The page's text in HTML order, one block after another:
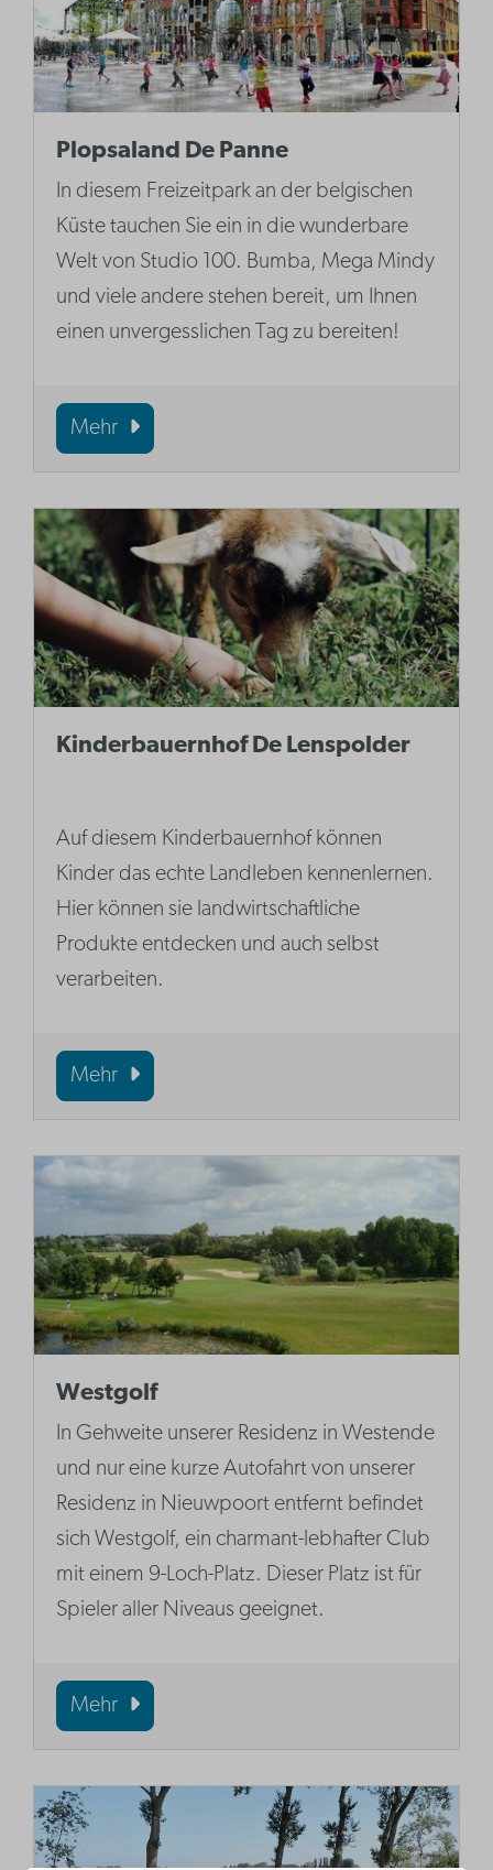
Plopsaland De Panne
In diesem Freizeitpark an der belgischen
Küste tauchen Sie ein in die wunderbare
Welt von Studio 100. Bumba, Mega Mindy
und viele andere stehen bereit, um Ihnen
einen unvergesslichen Tag zu bereiten!
Mehr
Kinderbauernhof De Lenspolder
Auf diesem Kinderbauernhof können
Kinder das echte Landleben kennenlernen.
Hier können sie landwirtschaftliche
Produkte entdecken und auch selbst
verarbeiten.
Mehr
Westgolf
In Gehweite unserer Residenz in Westende
und nur eine kurze Autofahrt von unserer
Residenz in Nieuwpoort entfernt befindet
sich Westgolf, ein charmant-lebhafter Club
mit einem 9-Loch-Platz. Dieser Platz ist für
Spieler aller Niveaus geeignet.
Mehr